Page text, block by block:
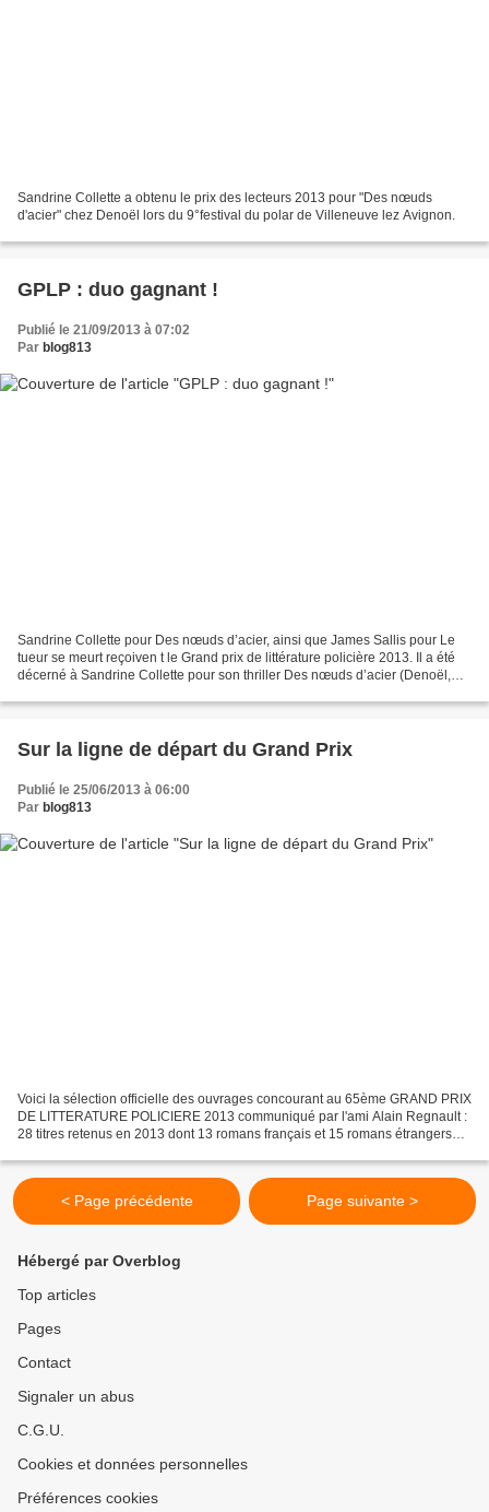
Sandrine Collette a obtenu le prix des lecteurs 2013 pour "Des nœuds
d'acier" chez Denoël lors du 9°festival du polar de Villeneuve lez Avignon.
GPLP : duo gagnant !
Publié le 21/09/2013 à 07:02
Par blog813
Sandrine Collette pour Des nœuds d’acier, ainsi que James Sallis pour Le
tueur se meurt reçoiven t le Grand prix de littérature policière 2013. Il a été
décerné à Sandrine Collette pour son thriller Des nœuds d’acier (Denoël,
Sur la ligne de départ du Grand Prix
Publié le 25/06/2013 à 06:00
Par blog813
Voici la sélection officielle des ouvrages concourant au 65ème GRAND PRIX
DE LITTERATURE POLICIERE 2013 communiqué par l'ami Alain Regnault :
28 titres retenus en 2013 dont 13 romans français et 15 romans étrangers
< Page précédente Page suivante >
Hébergé par Overblog
Top articles
Pages
Contact
Signaler un abus
C.G.U.
Cookies et données personnelles
Préférences cookies